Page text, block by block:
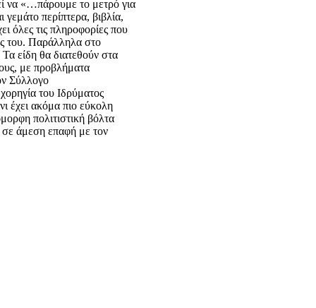
να «…πάρουμε το μετρό για
περίπτερα, βιβλία,
όλες τις πληροφορίες που
του. Παράλληλα στο
είδη θα διατεθούν στα
με προβλήματα
Σύλλογο
του Ιδρύματος
έχει ακόμα πιο εύκολη
πολιτιστική βόλτα
σε άμεση επαφή με τον